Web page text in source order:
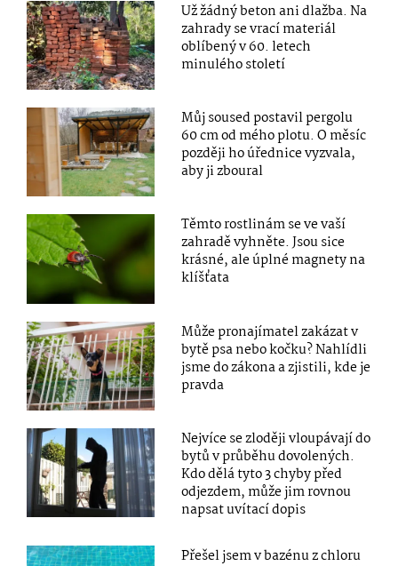
Už žádný beton ani dlažba. Na
zahrady se vrací materiál
oblíbený v 60. letech
minulého století
Můj soused postavil pergolu
60 cm od mého plotu. O měsíc
později ho úřednice vyzvala,
aby ji zboural
Těmto rostlinám se ve vaší
zahradě vyhněte. Jsou sice
krásné, ale úplné magnety na
klíšťata
Může pronajímatel zakázat v
bytě psa nebo kočku? Nahlídli
jsme do zákona a zjistili, kde je
pravda
Nejvíce se zloději vloupávají do
bytů v průběhu dovolených.
Kdo dělá tyto 3 chyby před
odjezdem, může jim rovnou
napsat uvítací dopis
Přešel jsem v bazénu z chloru